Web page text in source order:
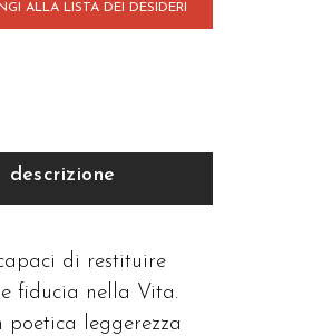
ALLA LISTA DEI DESIDERI
descrizione
di restituire
fiducia nella Vita.
poetica leggerezza